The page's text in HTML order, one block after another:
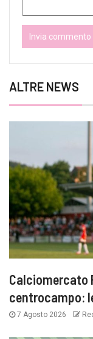
ALTRE NEWS
Calciomercato
centrocampo:
7 Agosto 2026